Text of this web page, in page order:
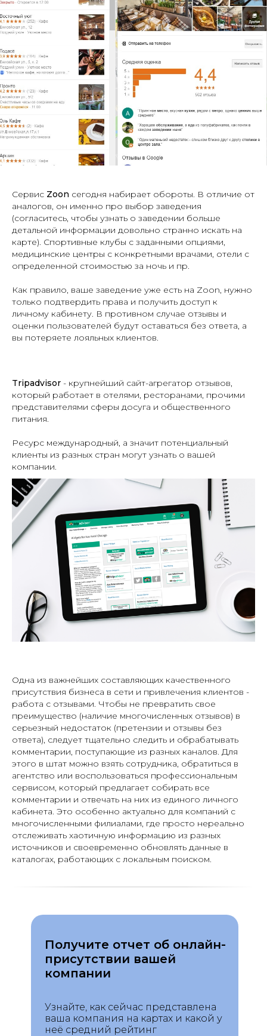
Сервис Zoon сегодня набирает обороты. В отличие от
аналогов, он именно про выбор заведения
(согласитесь, чтобы узнать о заведении больше
детальной информации довольно странно искать на
карте). Спортивные клубы с заданными опциями,
медицинские центры с конкретными врачами, отели с
определенной стоимостью за ночь и пр.
Как правило, ваше заведение уже есть на Zoon, нужно
только подтвердить права и получить доступ к
личному кабинету. В противном случае отзывы и
оценки пользователей будут оставаться без ответа, а
вы потеряете лояльных клиентов.
Tripadvisor - крупнейший сайт-агрегатор отзывов,
который работает в отелями, ресторанами, прочими
представителями сферы досуга и общественного
питания.
Ресурс международный, а значит потенциальный
клиенты из разных стран могут узнать о вашей
компании.
Одна из важнейших составляющих качественного
присутствия бизнеса в сети и привлечения клиентов -
работа с отзывами. Чтобы не превратить свое
преимущество (наличие многочисленных отзывов) в
серьезный недостаток (претензии и отзывы без
ответа), следует тщательно следить и обрабатывать
комментарии, поступающие из разных каналов. Для
этого в штат можно взять сотрудника, обратиться в
агентство или воспользоваться профессиональным
сервисом, который предлагает собирать все
комментарии и отвечать на них из единого личного
кабинета. Это особенно актуально для компаний с
многочисленными филиалами, где просто нереально
отслеживать хаотичную информацию из разных
источников и своевременно обновлять данные в
каталогах, работающих с локальным поиском.
Получите отчет об онлайн-
присутствии вашей
компании
Узнайте, как сейчас представлена
ваша компания на картах и какой у
неё средний рейтинг